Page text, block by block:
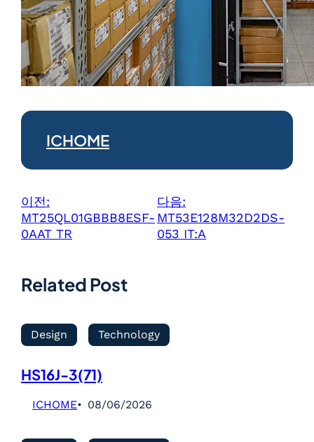
ICHOME
이전:
MT25QL01GBBB8ESF-
0AAT TR
다음:
MT53E128M32D2DS-
053 IT:A
Related Post
Design Technology
HS16J-3(71)
ICHOME 08/06/2026